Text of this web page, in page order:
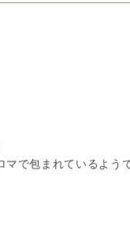
で包まれているよう